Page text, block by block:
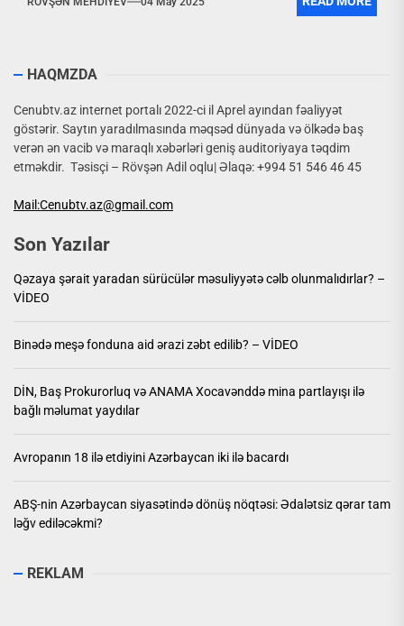
HAQMZDA
Cenubtv.az internet portalı 2022-ci il Aprel ayından fəaliyyət
göstərir. Saytın yaradılmasında məqsəd dünyada və ölkədə baş
verən ən vacib və maraqlı xəbərləri geniş auditoriyaya təqdim
etməkdir. Təsisçi – Rövşən Adil oqlu| Əlaqə: +994 51 546 46 45
Mail:Cenubtv.az@gmail.com
Son Yazılar
Qəzaya şərait yaradan sürücülər məsuliyyətə cəlb olunmalıdırlar? –
VİDEO
Binədə meşə fonduna aid ərazi zəbt edilib? – VİDEO
DİN, Baş Prokurorluq və ANAMA Xocavənddə mina partlayışı ilə
bağlı məlumat yaydılar
Avropanın 18 ilə etdiyini Azərbaycan iki ilə bacardı
ABŞ-nin Azərbaycan siyasətində dönüş nöqtəsi: Ədalətsiz qərar tam
ləğv ediləcəkmi?
REKLAM